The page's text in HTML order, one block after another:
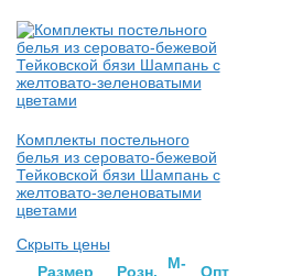
Комплекты постельного
белья из серовато-бежевой
Тейковской бязи Шампань с
желтовато-зеленоватыми
цветами
Скрыть цены
Раз­мер
Розн.
М-
Опт